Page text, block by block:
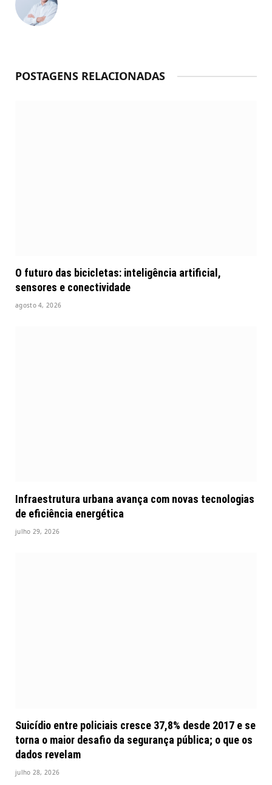
POSTAGENS RELACIONADAS
O futuro das bicicletas: inteligência artificial,
sensores e conectividade
agosto 4, 2026
Infraestrutura urbana avança com novas tecnologias
de eficiência energética
julho 29, 2026
Suicídio entre policiais cresce 37,8% desde 2017 e se
torna o maior desafio da segurança pública; o que os
dados revelam
julho 28, 2026